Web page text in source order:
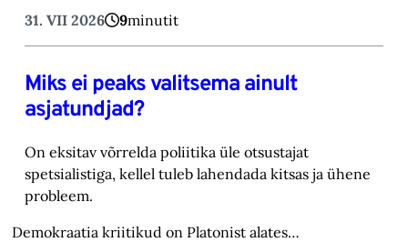
31. VII 2026 9minutit
Miks ei peaks valitsema ainult
asjatundjad?
On eksitav võrrelda poliitika üle otsustajat
spetsialistiga, kellel tuleb lahendada kitsas ja ühene
probleem.
Demokraatia kriitikud on Platonist alates…